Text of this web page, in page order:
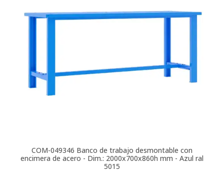
COM-049346 Banco de trabajo desmontable con
encimera de acero - Dim.: 2000x700x860h mm - Azul ral
5015